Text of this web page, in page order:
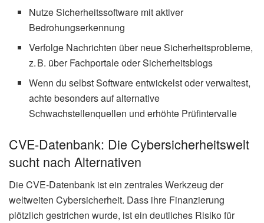
Nutze Sicherheitssoftware mit aktiver
Bedrohungserkennung
Verfolge Nachrichten über neue Sicherheitsprobleme,
z. B. über Fachportale oder Sicherheitsblogs
Wenn du selbst Software entwickelst oder verwaltest,
achte besonders auf alternative
Schwachstellenquellen und erhöhte Prüfintervalle
CVE-Datenbank: Die Cybersicherheitswelt
sucht nach Alternativen
Die CVE-Datenbank ist ein zentrales Werkzeug der
weltweiten Cybersicherheit. Dass ihre Finanzierung
plötzlich gestrichen wurde, ist ein deutliches Risiko für